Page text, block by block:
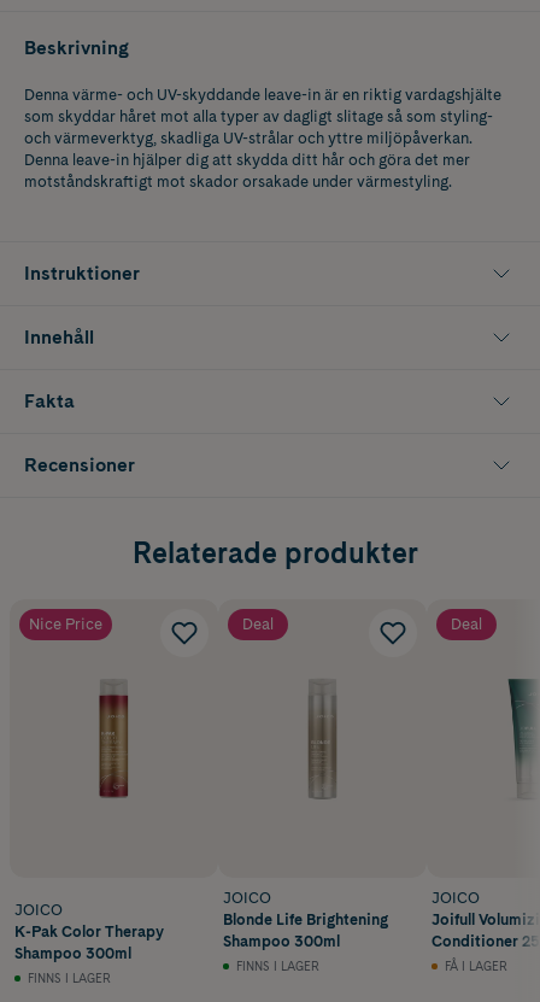
Beskrivning
Denna värme- och UV-skyddande leave-in är en riktig vardagshjälte
som skyddar håret mot alla typer av dagligt slitage så som styling-
och värmeverktyg, skadliga UV-­strålar och yttre miljöpåverkan.
Denna leave­-in hjälper dig att skydda ditt hår och göra det mer
motståndskraftigt mot skador orsakade under värmestyling.
Instruktioner
Innehåll
Fakta
Recensioner
Relaterade produkter
Nice Price
JOICO
K-Pak Color Therapy
Shampoo 300ml
FINNS I LAGER
Deal
JOICO
Blonde Life Brightening
Shampoo 300ml
FINNS I LAGER
Deal
JOICO
Joifull
Conditioner
FÅ I LAGER